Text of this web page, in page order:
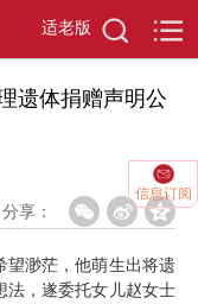
适老版
信息订阅
详情页
遗体捐赠声明公
分享：
渺茫，他萌生出将遗
法，遂委托女儿赵女士